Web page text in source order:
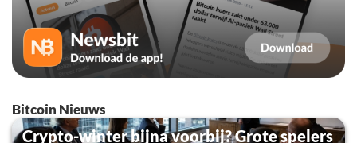
Bitcoin Nieuws
Crypto-winter bijna voorbij? Grote spelers